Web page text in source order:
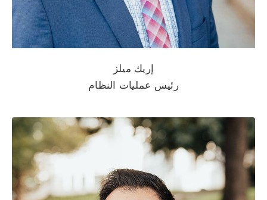
إريك ميلز
رئيس عمليات النظام